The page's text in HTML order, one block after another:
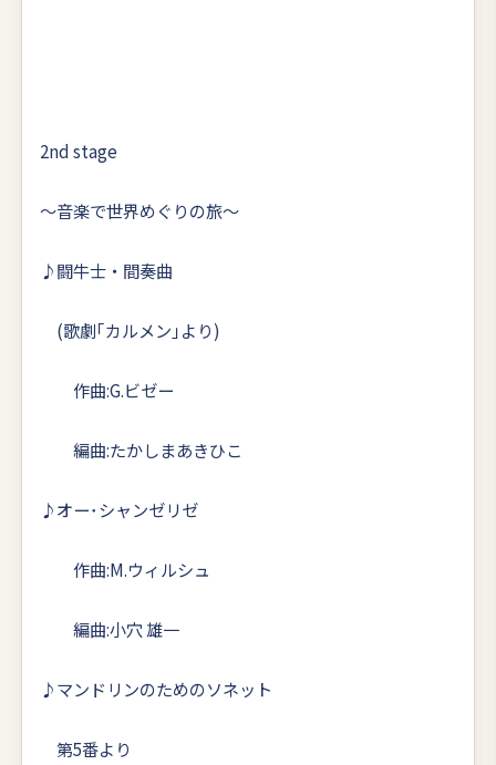
2nd stage
〜音楽で世界めぐりの旅〜
♪闘牛士・間奏曲
(歌劇｢カルメン｣より)
作曲:G.ビゼー
編曲:たかしまあきひこ
♪オー･シャンゼリゼ
作曲:M.ウィルシュ
編曲:小穴 雄一
♪マンドリンのためのソネット
第5番より